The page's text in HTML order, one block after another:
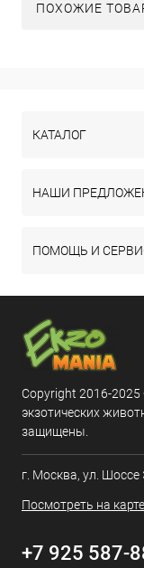
ПОХОЖИЕ
КАТАЛОГ
НАШИ
ПОМОЩЬ И
Copyright 2016-2025
экзотических
защищены.
г. Москва, ул. Шоссе
Посмотреть на карте
+7 925 587-